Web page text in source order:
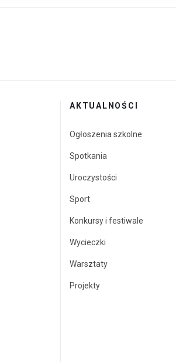
AKTUALNOŚCI
Ogłoszenia szkolne
Spotkania
Uroczystości
Sport
Konkursy i festiwale
Wycieczki
Warsztaty
Projekty